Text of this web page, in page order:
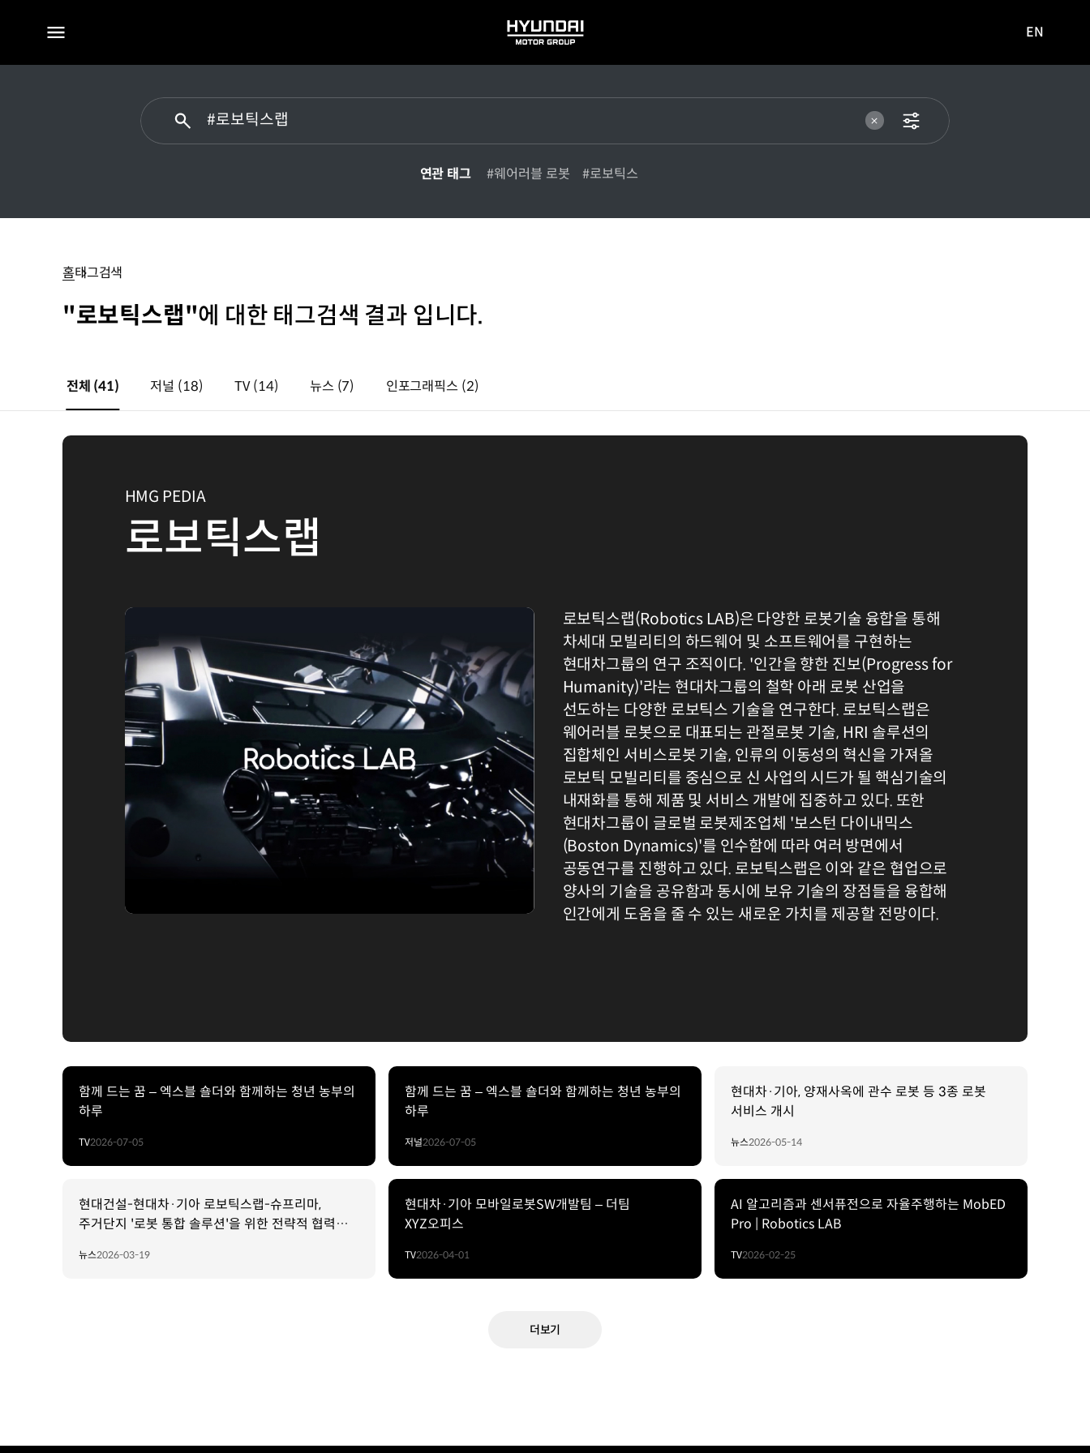
전체
HYUNDAI
MOTOR
사이트로
EN
연관 태그 #웨어러블 로봇 #로보틱스
홈태그검색
"로보틱스랩"에 대한 태그검색 결과 입니다.
전체 (41) 저널 (18) TV(14) 뉴스 (7) 인포그래픽스 (2)
HMG PEDIA
로보틱스랩
로보틱스랩(Robotics LAB)은 다양한 로봇기술 융합을 통해
차세대 모빌리티의 하드웨어 및 소프트웨어를 구현하는
현대차그룹의 연구 조직이다. '인간을 향한 진보(Progress for
Humanity)'라는 현대차그룹의 철학 아래 로봇 산업을
선도하는 다양한 로보틱스 기술을 연구한다. 로보틱스랩은
웨어러블 로봇으로 대표되는 관절로봇 기술, HRI 솔루션의
집합체인 서비스로봇 기술, 인류의 이동성의 혁신을 가져올
로보틱 모빌리티를 중심으로 신 사업의 시드가 될 핵심기술의
내재화를 통해 제품 및 서비스 개발에 집중하고 있다. 또한
현대차그룹이 글로벌 로봇제조업체 '보스턴 다이내믹스
(Boston Dynamics)'를 인수함에 따라 여러 방면에서
공동연구를 진행하고 있다. 로보틱스랩은 이와 같은 협업으로
양사의 기술을 공유함과 동시에 보유 기술의 장점들을 융합해
인간에게 도움을 줄 수 있는 새로운 가치를 제공할 전망이다.
함께 드는 꿈 – 엑스블 숄더와 함께하는 청년 농부의
하루
TV2026-07-05
함께 드는 꿈 – 엑스블 숄더와 함께하는 청년 농부의
하루
저널2026-07-05
현대차·기아, 양재사옥에 관수 로봇 등 3종 로봇
서비스 개시
뉴스2026-05-14
현대건설-현대차·기아 로보틱스랩-슈프리마,
주거단지 '로봇 통합 솔루션'을 위한 전략적 협력
뉴스2026-03-19
현대차·기아 모바일로봇SW개발팀 – 더팀
XYZ오피스
TV2026-04-01
AI 알고리즘과 센서퓨전으로 자율주행하는 MobED
Pro | Robotics LAB
TV2026-02-25
더보기